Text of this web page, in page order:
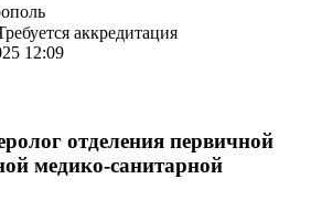
аккредитация
12:09
отделения первичной
медико-санитарной